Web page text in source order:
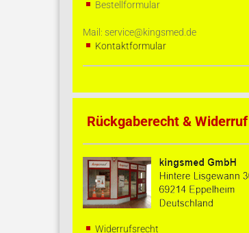
Bestellformular
Mail: service@kingsmed.de
Kontaktformular
Rückgaberecht & Widerruf
Widerrufsrecht